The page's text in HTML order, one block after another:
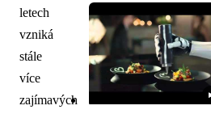
letech
vzniká
stále
více
zajímavých